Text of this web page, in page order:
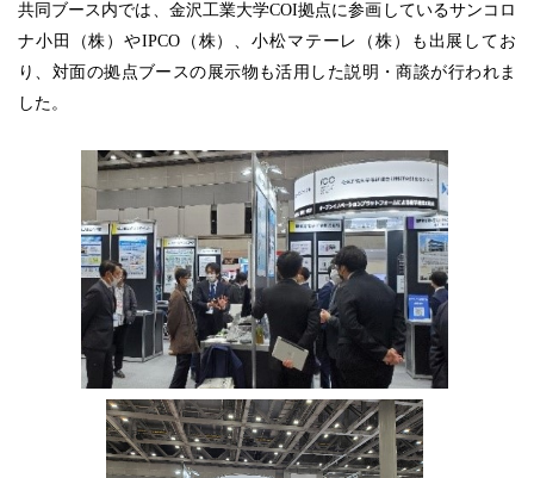
共同ブース内では、金沢工業大学COI拠点に参画しているサンコロ
ナ小田（株）やIPCO（株）、小松マテーレ（株）も出展してお
り、対面の拠点ブースの展示物も活用した説明・商談が行われま
した。